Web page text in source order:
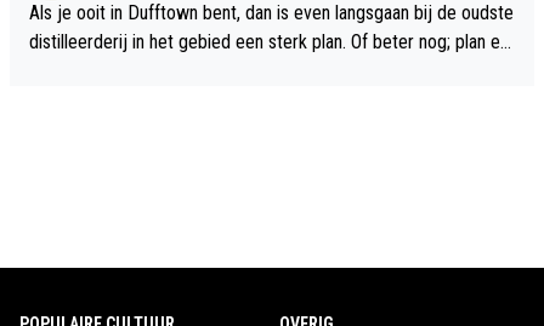
Als je ooit in Dufftown bent, dan is even langsgaan bij de oudste
distilleerderij in het gebied een sterk plan. Of beter nog; plan ee